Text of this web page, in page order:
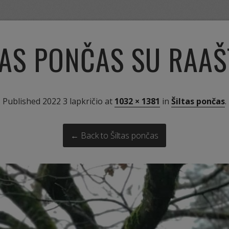
PONČAS SU
Published 2022 3 lapkričio at 1032 × 1381 in Šiltas pončas.
← Back to Šiltas pončas